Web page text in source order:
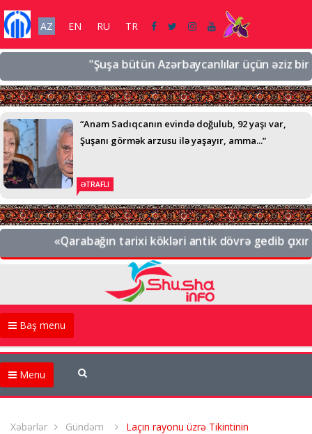
AZ EN RU TR
"Şuşa bütün Azərbaycanlılar üçün əziz bir
“Anam Sadıqcanın evində doğulub, 92 yaşı var,
Şuşanı görmək arzusu ilə yaşayır, amma...”
ƏTRAFLI
«Qarabağın tarixi kökləri antik dövrə gedib
Baş menu
Menu
Xəbərlər Gündəm
Laçın rayonu üzrə Tikintinin